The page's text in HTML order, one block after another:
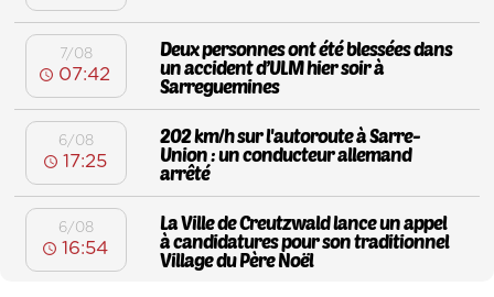
7/08
07:42
Deux personnes ont été blessées dans
un accident d’ULM hier soir à
Sarreguemines
6/08
17:25
202 km/h sur l'autoroute à Sarre-
Union : un conducteur allemand
arrêté
6/08
16:54
La Ville de Creutzwald lance un appel
à candidatures pour son traditionnel
Village du Père Noël